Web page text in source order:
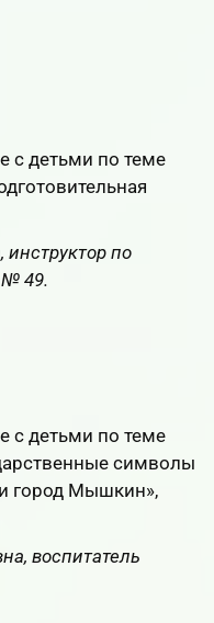
с детьми по теме
по
№ 49.
с детьми по теме
символы
город Мышкин»,
воспитатель